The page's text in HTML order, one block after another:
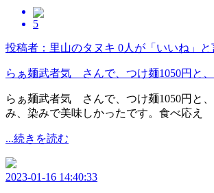
5
投稿者：里山のタヌキ 0人が「いいね」
らぁ麺武者気 さんで、つけ麺1050円と
らぁ麺武者気 さんで、つけ麺1050円と
み、染みで美味しかったです。食べ応え
...続きを読む
2023-01-16 14:40:33